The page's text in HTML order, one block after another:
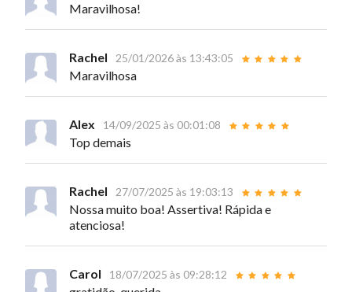
Maravilhosa!
Rachel 25/01/2026 às 13:43:05
Maravilhosa
Alex 14/09/2025 às 00:01:08
Top demais
Rachel 27/07/2025 às 19:03:13
Nossa muito boa! Assertiva! Rápida e
atenciosa!
Carol 18/07/2025 às 09:28:12